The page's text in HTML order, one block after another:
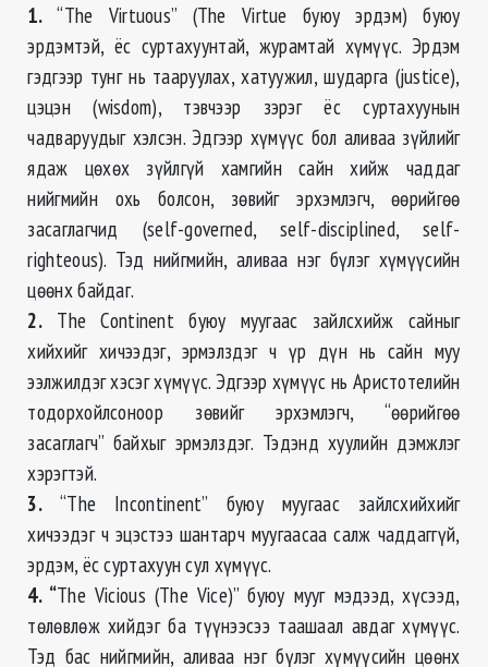
1. “The Virtuous” (The Virtue буюу эрдэм) буюу
эрдэмтэй, ёс суртахуунтай, журамтай хүмүүс. Эрдэм
гэдгээр тунг нь тааруулах, хатуужил, шударга (justice),
цэцэн (wisdom), тэвчээр зэрэг ёс суртахуунын
чадваруудыг хэлсэн. Эдгээр хүмүүс бол аливаа зүйлийг
ядаж цөхөх зүйлгүй хамгийн сайн хийж чаддаг
нийгмийн охь болсон, зөвийг эрхэмлэгч, өөрийгөө
засаглагчид (self-governed, self-disciplined, self-
righteous). Тэд нийгмийн, аливаа нэг бүлэг хүмүүсийн
цөөнх байдаг.
2. The Continent буюу муугаас зайлсхийж сайныг
хийхийг хичээдэг, эрмэлздэг ч үр дүн нь сайн муу
ээлжилдэг хэсэг хүмүүс. Эдгээр хүмүүс нь Аристотелийн
тодорхойлсоноор зөвийг эрхэмлэгч, “өөрийгөө
засаглагч” байхыг эрмэлздэг. Тэдэнд хуулийн дэмжлэг
хэрэгтэй.
3. “The Incontinent” буюу муугаас зайлсхийхийг
хичээдэг ч эцэстээ шантарч муугаасаа салж чаддаггүй,
эрдэм, ёс суртахуун сул хүмүүс.
4. “The Vicious (The Vice)” буюу мууг мэдээд, хүсээд,
төлөвлөж хийдэг ба түүнээсээ таашаал авдаг хүмүүс.
Тэд бас нийгмийн, аливаа нэг бүлэг хүмүүсийн цөөнх